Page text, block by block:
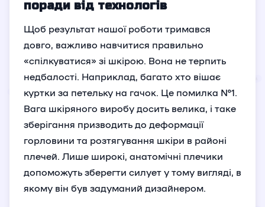
поради від технологів
Щоб результат нашої роботи тримався
довго, важливо навчитися правильно
«спілкуватися» зі шкірою. Вона не терпить
недбалості. Наприклад, багато хто вішає
куртки за петельку на гачок. Це помилка №1.
Вага шкіряного виробу досить велика, і таке
зберігання призводить до деформації
горловини та розтягування шкіри в районі
плечей. Лише широкі, анатомічні плечики
допоможуть зберегти силует у тому вигляді, в
якому він був задуманий дизайнером.